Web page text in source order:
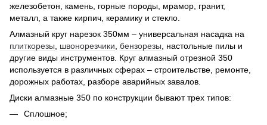
железобетон, камень, горные породы, мрамор, гранит,
металл, а также кирпич, керамику и стекло.
Алмазный круг нарезок 350мм – универсальная насадка на
плиткорезы
швонорезчики бензорезы , настольные пилы и
другие виды инструментов. Круг алмазный отрезной 350
используется в различных сферах – строительстве, ремонте,
дорожных работах, разборе аварийных завалов.
Диски алмазные 350 по конструкции бывают трех типов:
Сплошное;